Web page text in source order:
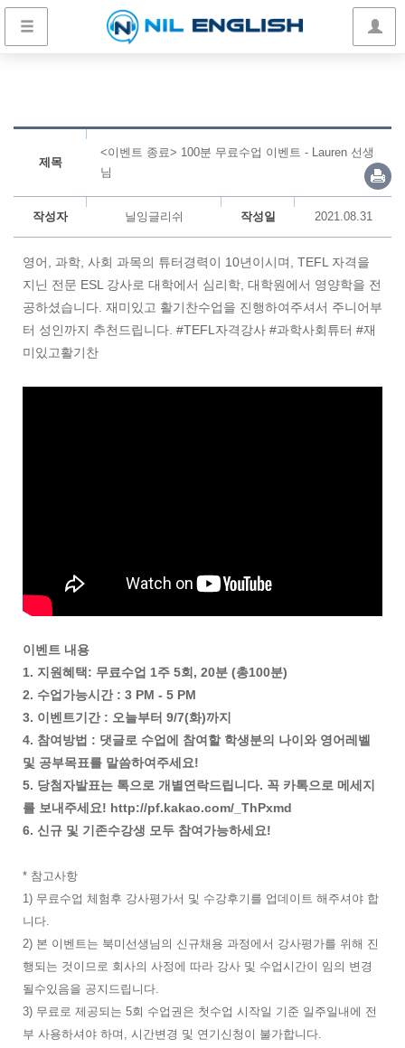
제목
<이벤트 종료> 100분 무료수업 이벤트 - Lauren 선생
님
작성자 닐잉글리쉬 작성일 2021.08.31
영어, 과학, 사회 과목의 튜터경력이 10년이시며, TEFL 자격을
지닌 전문 ESL 강사로 대학에서 심리학, 대학원에서 영양학을 전
공하셨습니다. 재미있고 활기찬수업을 진행하여주셔서 주니어부
터 성인까지 추천드립니다. #TEFL자격강사 #과학사회튜터 #재
미있고활기찬
이벤트 내용
1. 지원혜택: 무료수업 1주 5회, 20분 (총100분)
2. 수업가능시간 : 3 PM - 5 PM
3. 이벤트기간 : 오늘부터 9/7(화)까지
4. 참여방법 : 댓글로 수업에 참여할 학생분의 나이와 영어레벨
및 공부목표를 말씀하여주세요!
5. 당첨자발표는 톡으로 개별연락드립니다. 꼭 카톡으로 메세지
를 보내주세요! http://pf.kakao.com/_ThPxmd
6. 신규 및 기존수강생 모두 참여가능하세요!
* 참고사항
1) 무료수업 체험후 강사평가서 및 수강후기를 업데이트 해주셔야 합
니다.
2) 본 이벤트는 북미선생님의 신규채용 과정에서 강사평가를 위해 진
행되는 것이므로 회사의 사정에 따라 강사 및 수업시간이 임의 변경
될수있음을 공지드립니다.
3) 무료로 제공되는 5회 수업권은 첫수업 시작일 기준 일주일내에 전
부 사용하셔야 하며, 시간변경 및 연기신청이 불가합니다.